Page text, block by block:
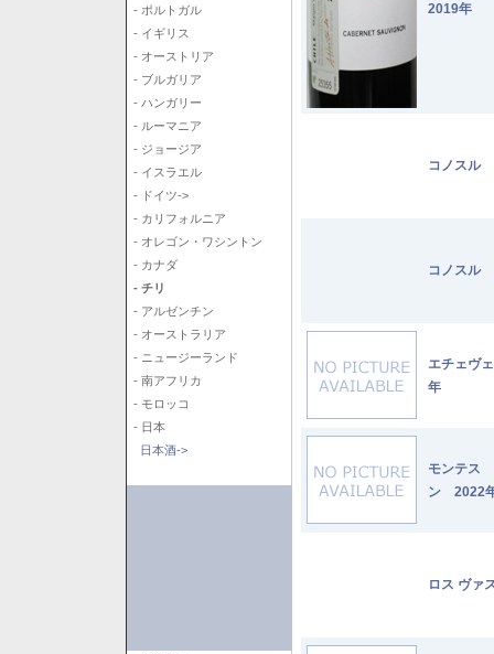
- ポルトガル
- イギリス
- オーストリア
- ブルガリア
- ハンガリー
- ルーマニア
- ジョージア
- イスラエル
- ドイツ->
- カリフォルニア
- オレゴン・ワシントン
- カナダ
- チリ
- アルゼンチン
- オーストラリア
- ニュージーランド
- 南アフリカ
- モロッコ
- 日本
日本酒->
2019年
コノスル
コノスル
エチェヴ
年
モンテス
ン 2022
ロス ヴァ